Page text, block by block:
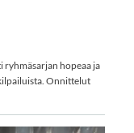
ryhmäsarjan hopeaa ja
Onnittelut